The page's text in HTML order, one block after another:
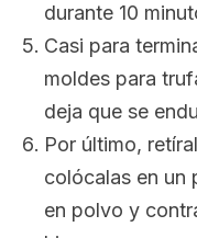
durante 10
Casi para
moldes para
deja que se
Por último,
colócalas en un
en polvo y